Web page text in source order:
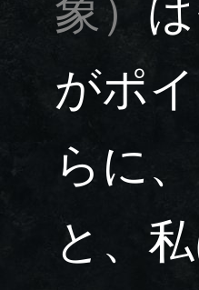
象）
がポ
らに
と、